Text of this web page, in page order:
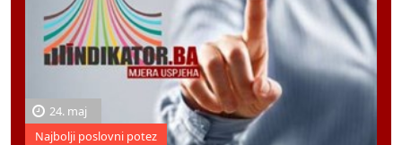
24. maj
Najbolji poslovni potez